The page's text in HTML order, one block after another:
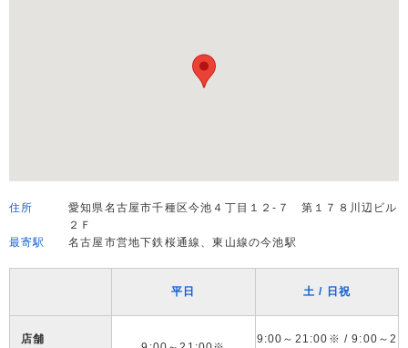
住所
愛知県名古屋市千種区今池４丁目１２-７ 第１７８川辺ビル
２Ｆ
最寄駅
名古屋市営地下鉄桜通線、東山線の今池駅
平日 土 / 日祝
店舗
9:00～21:00※ / 9:00～2